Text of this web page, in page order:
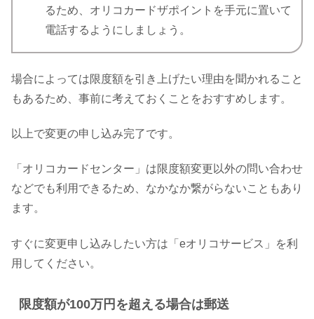
るため、オリコカードザポイントを手元に置いて
電話するようにしましょう。
場合によっては限度額を引き上げたい理由を聞かれること
もあるため、事前に考えておくことをおすすめします。
以上で変更の申し込み完了です。
「オリコカードセンター」は限度額変更以外の問い合わせ
などでも利用できるため、なかなか繋がらないこともあり
ます。
すぐに変更申し込みしたい方は「eオリコサービス」を利
用してください。
限度額が100万円を超える場合は郵送